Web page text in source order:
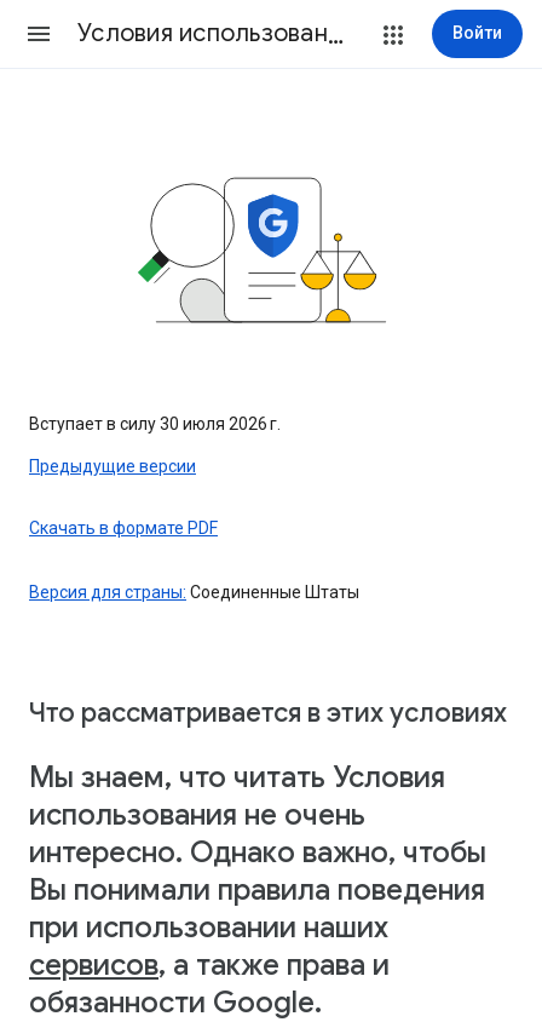
Условия использования Войти
Вступает в силу 30 июля 2026 г.
Предыдущие версии
Скачать в формате PDF
Версия для страны: Соединенные Штаты
Что рассматривается в этих условиях
Мы знаем, что читать Условия
использования не очень
интересно. Однако важно, чтобы
Вы понимали правила поведения
при использовании наших
сервисов, а также права и
обязанности Google.